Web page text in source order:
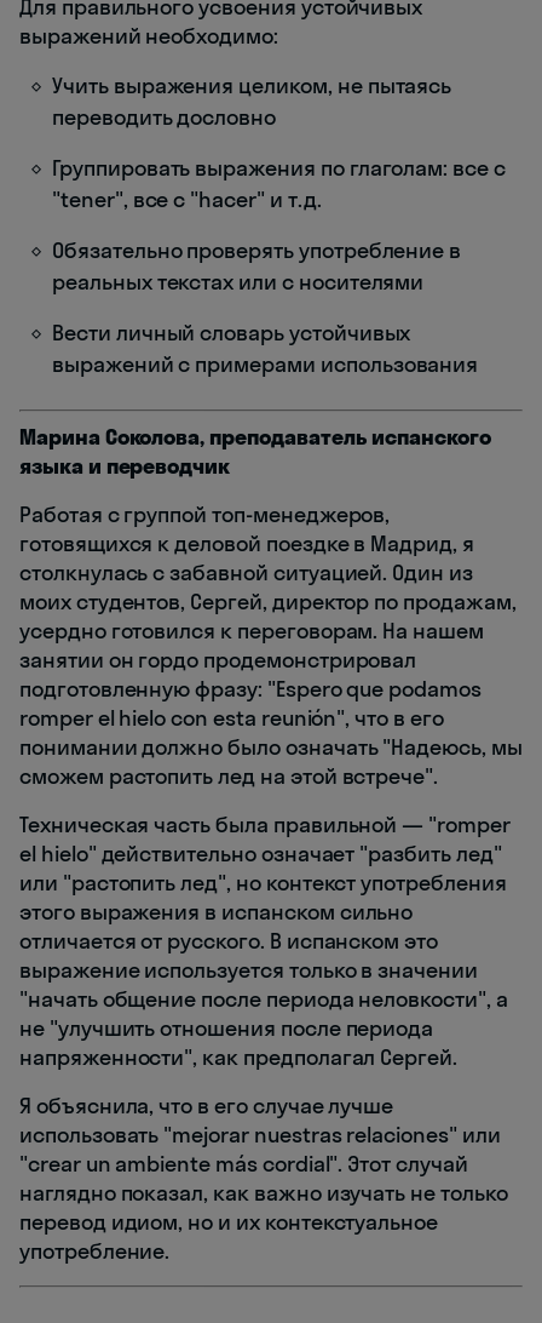
Для правильного усвоения устойчивых
выражений необходимо:
Учить выражения целиком, не пытаясь
переводить дословно
Группировать выражения по глаголам: все с
"tener", все с "hacer" и т.д.
Обязательно проверять употребление в
реальных текстах или с носителями
Вести личный словарь устойчивых
выражений с примерами использования
Марина Соколова, преподаватель испанского
языка и переводчик
Работая с группой топ-менеджеров,
готовящихся к деловой поездке в Мадрид, я
столкнулась с забавной ситуацией. Один из
моих студентов, Сергей, директор по продажам,
усердно готовился к переговорам. На нашем
занятии он гордо продемонстрировал
подготовленную фразу: "Espero que podamos
romper el hielo con esta reunión", что в его
понимании должно было означать "Надеюсь, мы
сможем растопить лед на этой встрече".
Техническая часть была правильной — "romper
el hielo" действительно означает "разбить лед"
или "растопить лед", но контекст употребления
этого выражения в испанском сильно
отличается от русского. В испанском это
выражение используется только в значении
"начать общение после периода неловкости", а
не "улучшить отношения после периода
напряженности", как предполагал Сергей.
Я объяснила, что в его случае лучше
использовать "mejorar nuestras relaciones" или
"crear un ambiente más cordial". Этот случай
наглядно показал, как важно изучать не только
перевод идиом, но и их контекстуальное
употребление.